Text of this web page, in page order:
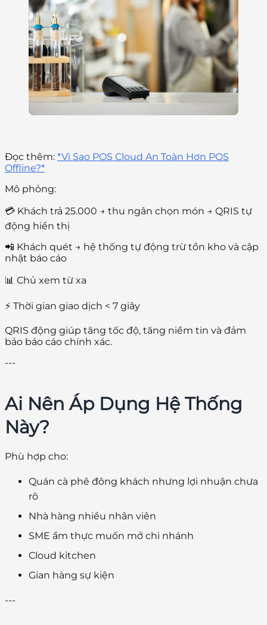
Đọc thêm: *Vì Sao POS Cloud An Toàn Hơn POS
Offline?*
Mô phỏng:
💳 Khách trả 25.000 → thu ngân chọn món → QRIS tự
động hiển thị
📲 Khách quét → hệ thống tự động trừ tồn kho và cập
nhật báo cáo
📊 Chủ xem từ xa
⚡ Thời gian giao dịch < 7 giây
QRIS động giúp tăng tốc độ, tăng niềm tin và đảm
bảo báo cáo chính xác.
---
Ai Nên Áp Dụng Hệ Thống
Này?
Phù hợp cho:
Quán cà phê đông khách nhưng lợi nhuận chưa
rõ
Nhà hàng nhiều nhân viên
SME ẩm thực muốn mở chi nhánh
Cloud kitchen
Gian hàng sự kiện
---